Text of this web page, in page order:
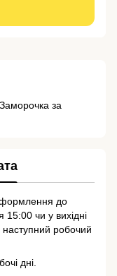
за
до
15:00 чи у вихідні
наступний робочий
дні.